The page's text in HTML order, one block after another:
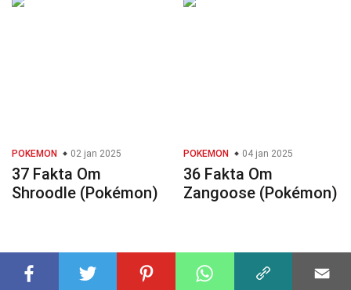
POKEMON 02 jan 2025
37 Fakta Om
Shroodle (Pokémon)
POKEMON 04 jan 2025
36 Fakta Om
Zangoose (Pokémon)